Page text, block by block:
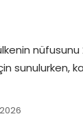
sunulurken,